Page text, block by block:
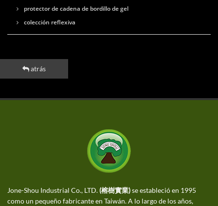
protector de cadena de bordillo de gel
colección reflexiva
atrás
Jone-Shou Industrial Co., LTD. (榕樹實業)se estableció en 1995
como un pequeño fabricante en Taiwán. A lo largo de los años,